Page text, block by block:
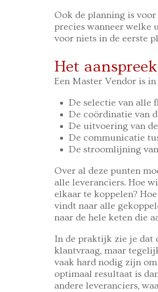
Ook de planning is
precies wanneer welke
voor niets in de eerste
Het
Een Master Vendor is
De selectie van alle
De coördinatie van
De uitvoering van
De communicatie
De stroomlijning
Over al deze punten
alle leveranciers. Hoe
elkaar te koppelen?
vindt naar alle
naar de hele keten die
In de praktijk zie je dat
klantvraag, maar
vaak hard nodig zijn
optimaal resultaat is
andere leveranciers,